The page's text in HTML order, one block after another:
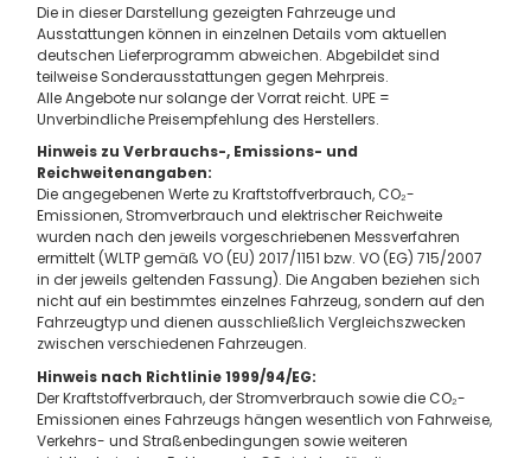
Die in dieser Darstellung gezeigten Fahrzeuge und
Ausstattungen können in einzelnen Details vom aktuellen
deutschen Lieferprogramm abweichen. Abgebildet sind
teilweise Sonderausstattungen gegen Mehrpreis.
Alle Angebote nur solange der Vorrat reicht. UPE =
Unverbindliche Preisempfehlung des Herstellers.
Hinweis zu Verbrauchs-, Emissions- und
Reichweitenangaben:
Die angegebenen Werte zu Kraftstoffverbrauch, CO₂-
Emissionen, Stromverbrauch und elektrischer Reichweite
wurden nach den jeweils vorgeschriebenen Messverfahren
ermittelt (WLTP gemäß VO (EU) 2017/1151 bzw. VO (EG) 715/2007
in der jeweils geltenden Fassung). Die Angaben beziehen sich
nicht auf ein bestimmtes einzelnes Fahrzeug, sondern auf den
Fahrzeugtyp und dienen ausschließlich Vergleichszwecken
zwischen verschiedenen Fahrzeugen.
Hinweis nach Richtlinie 1999/94/EG:
Der Kraftstoffverbrauch, der Stromverbrauch sowie die CO₂-
Emissionen eines Fahrzeugs hängen wesentlich von Fahrweise,
Verkehrs- und Straßenbedingungen sowie weiteren